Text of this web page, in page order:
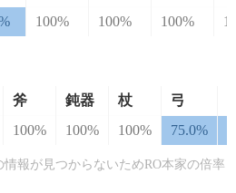
100% 100% 100%
斧 鈍器 杖 弓
100% 100% 100% 75.0%
報が見つからないためRO本家の倍率